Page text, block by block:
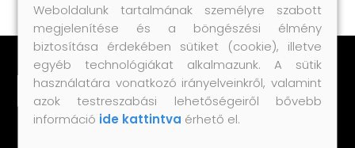
Weboldalunk tartalmának személyre szabott
megjelenítése és a böngészési élmény
biztosítása érdekében sütiket (cookie), illetve
egyéb technológiákat alkalmazunk. A sütik
használatára vonatkozó irányelveinkről, valamint
azok testreszabási lehetőségeiről bővebb
információ ide kattintva érhető el.